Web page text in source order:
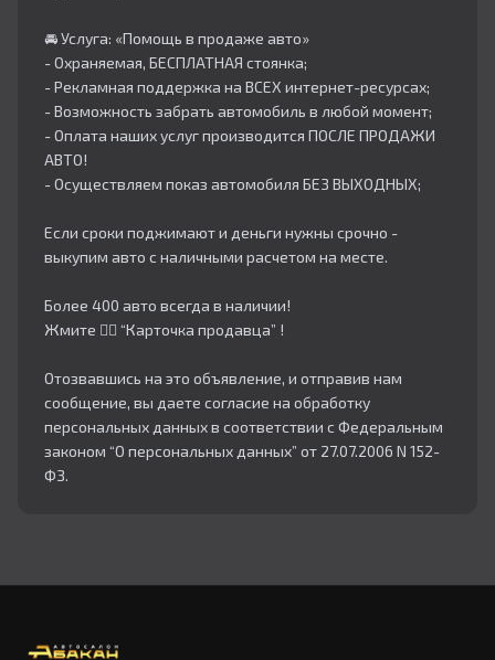
🚘 Услуга: «Помощь в продаже авто»
- Охраняемая, БЕСПЛАТНАЯ стоянка;
- Рекламная поддержка на ВСЕХ интернет-ресурсах;
- Возможность забрать автомобиль в любой момент;
- Оплата наших услуг производится ПОСЛЕ ПРОДАЖИ
АВТО!
- Осуществляем показ автомобиля БЕЗ ВЫХОДНЫХ;
Если сроки поджимают и деньги нужны срочно -
выкупим авто с наличными расчетом на месте.
Более 400 авто всегда в наличии!
Жмите 👇🏻 “Карточка продавца” !
Отозвавшись на это объявление, и отправив нам
сообщение, вы даете согласие на обработку
персональных данных в соответствии с Федеральным
законом “О персональных данных” от 27.07.2006 N 152-
ФЗ.